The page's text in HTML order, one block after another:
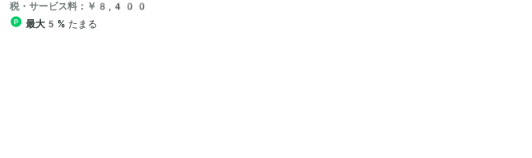
税・サービス料：￥8,400
最大5% たまる